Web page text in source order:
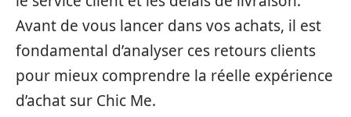
Avant de vous lancer dans vos achats, il est
fondamental d’analyser ces retours clients
pour mieux comprendre la réelle expérience
d’achat sur Chic Me.